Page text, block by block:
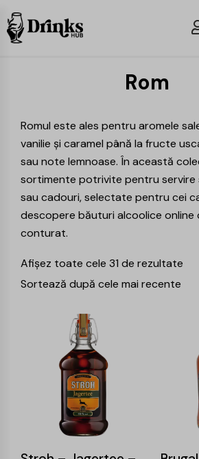
Rom
Romul este ales pentru aromele
vanilie și caramel până la fructe
sau note lemnoase. În această
sortimente potrivite pentru servire
sau cadouri, selectate pentru cei
descopere băuturi alcoolice online
conturat.
Afișez toate cele 31 de rezultate